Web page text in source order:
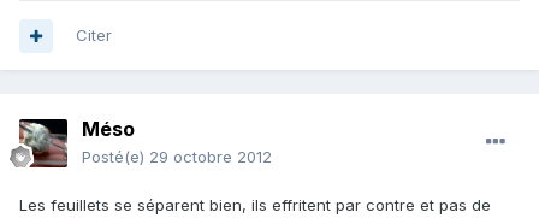
Citer
Méso
Posté(e) 29 octobre 2012
Les feuillets se séparent bien, ils effritent par contre et pas de